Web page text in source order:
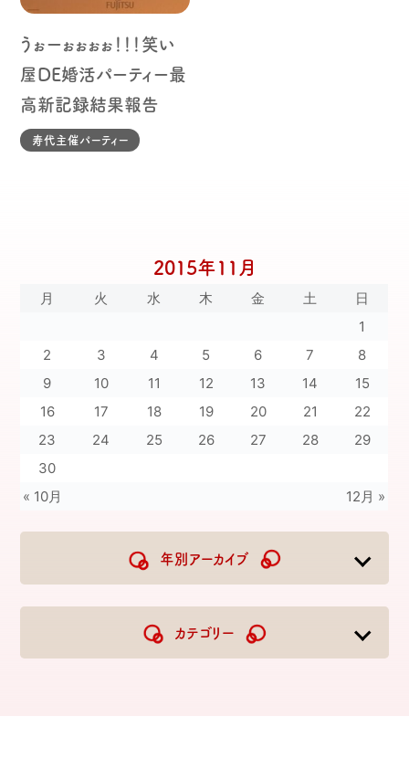
うぉーぉぉぉぉ！！！笑い
屋DE婚活パーティー最
高新記録結果報告
寿代主催パーティー
2015年11月
月 火 水 木 金 土 日
« 10月 12月 »
1
2
3 4 5 6 7
8
9
10 11 12 13 14
15
16
17 18 19 20 21
22
23
24 25 26 27 28
29
30
年別アーカイブ
2023
カテゴリー